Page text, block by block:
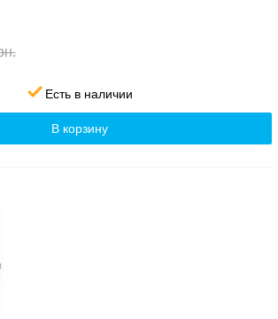
Есть в наличии
В корзину